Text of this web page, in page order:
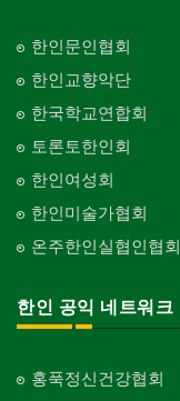
한인문인협회
한인교향악단
한국학교연합회
토론토한인회
한인여성회
한인미술가협회
온주한인실협인협회
한인 공익 네트워크
홍푹정신건강협회